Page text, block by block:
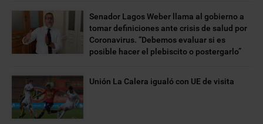
Senador Lagos Weber llama al gobierno a
tomar definiciones ante crisis de salud por
Coronavirus. “Debemos evaluar si es
posible hacer el plebiscito o postergarlo”
Unión La Calera igualó con UE de visita